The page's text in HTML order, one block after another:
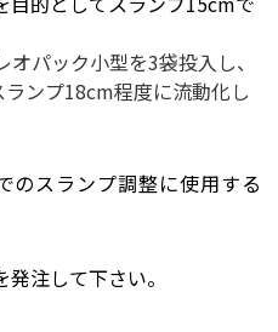
パック小型を3袋投入し、
ンプ18cm程度に流動化し
のスランプ調整に使用する
注して下さい。